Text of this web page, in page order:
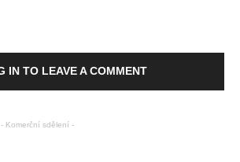
IN TO LEAVE A COMMENT
- Komerční sdělení -